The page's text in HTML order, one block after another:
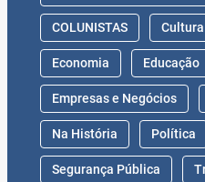
COLUNISTAS Cultura
Economia Educação
Empresas e Negócios
Na História Política
Segurança Pública